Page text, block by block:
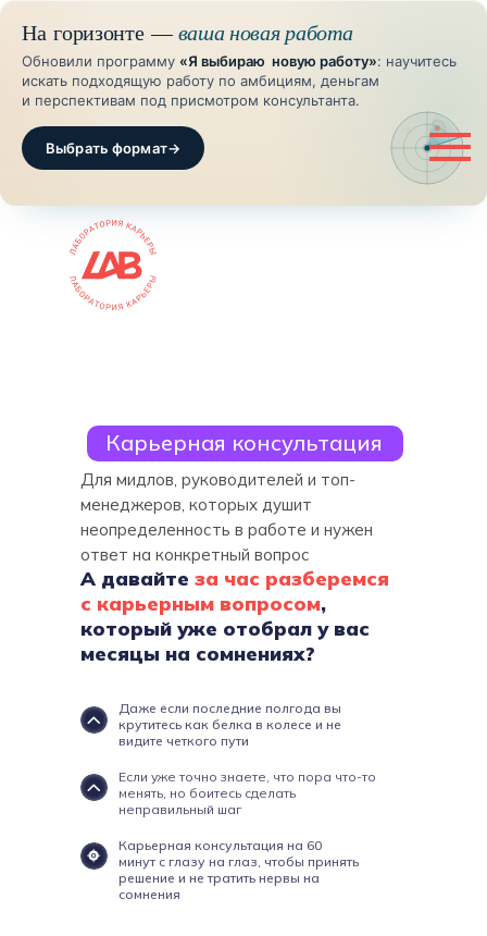
На горизонте —ваша новая работа
Обновили программу «Я выбираю новую работу»: научитесь
искать подходящую работу по амбициям, деньгам
и перспективам под присмотром консультанта.
Выбрать формат→
Для мидлов, руководителей и топ-
менеджеров, которых душит
неопределенность в работе и нужен
ответ на конкретный вопрос
А давайте за час разберемся
с карьерным вопросом,
который уже отобрал у вас
месяцы на сомнениях?
Даже если последние полгода вы
крутитесь как белка в колесе и не
видите четкого пути
Если уже точно знаете, что пора что-то
менять, но боитесь сделать
неправильный шаг
Карьерная консультация на 60
минут с глазу на глаз, чтобы принять
решение и не тратить нервы на
сомнения
Карьерная консультация